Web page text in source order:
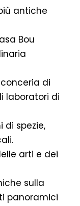
antiche
Bou
di
laboratori di
di spezie,
arti e dei
sulla
panoramici